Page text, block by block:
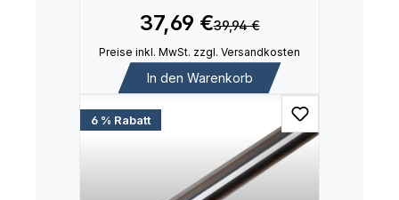
37,69 €39,94 €
Preise inkl. MwSt. zzgl. Versandkosten
In den Warenkorb
6 % Rabatt